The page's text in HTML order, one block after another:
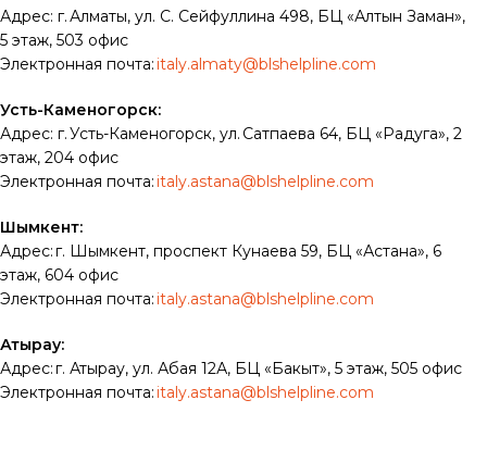
Адрес: г. Алматы, ул. С. Сейфуллина 498, БЦ «Алтын Заман»,
5 этаж, 503 офис
Электронная почта: italy.almaty@blshelpline.com
Усть-Каменогорск:
Адрес: г. Усть-Каменогорск, ул. Сатпаева 64, БЦ «Радуга», 2
этаж, 204 офис
Электронная почта: italy.astana@blshelpline.com
Шымкент:
Адрес: г. Шымкент, проспект Кунаева 59, БЦ «Астана», 6
этаж, 604 офис
Электронная почта: italy.astana@blshelpline.com
Атырау:
Адрес: г. Атырау, ул. Абая 12А, БЦ «Бакыт», 5 этаж, 505 офис
Электронная почта: italy.astana@blshelpline.com